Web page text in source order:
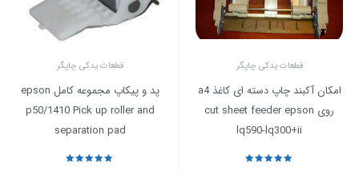
قطعات یدکی چاپگر
امکان آکبند چاپ دسته ای کاغذ a4
روی cut sheet feeder epson
lq590-lq300+ii
قطعات یدکی چاپگر
پد و پیکاپ مجموعه کامل epson
p50/1410 Pick up roller and
separation pad